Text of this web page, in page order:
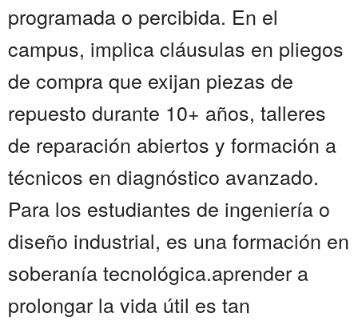
programada o percibida. En el
campus, implica cláusulas en pliegos
de compra que exijan piezas de
repuesto durante 10+ años, talleres
de reparación abiertos y formación a
técnicos en diagnóstico avanzado.
Para los estudiantes de ingeniería o
diseño industrial, es una formación en
soberanía tecnológica.aprender a
prolongar la vida útil es tan